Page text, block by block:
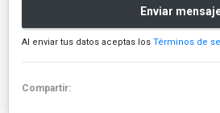
Enviar
Al enviar tus datos aceptas los Términos de
Compartir: